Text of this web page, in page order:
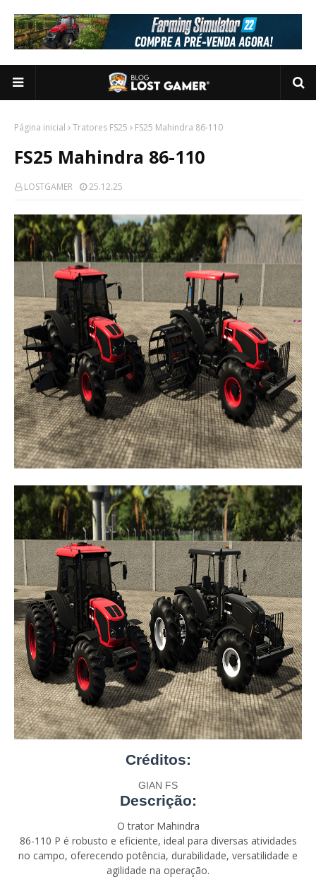
Página inicial Tratores FS25 FS25 Mahindra 86-110
FS25 Mahindra 86-110
LOSTGAMER 25.12.25
Créditos:
GIAN FS
Descrição:
O trator Mahindra
86-110 P é robusto e eficiente, ideal para diversas atividades
no campo, oferecendo potência, durabilidade, versatilidade e
agilidade na operação.